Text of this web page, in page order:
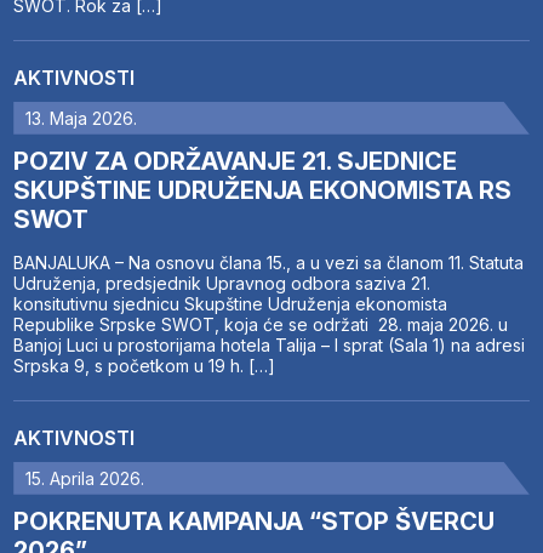
SWOT. Rok za […]
AKTIVNOSTI
13. Maja 2026.
POZIV ZA ODRŽAVANJE 21. SJEDNICE
SKUPŠTINE UDRUŽENJA EKONOMISTA RS
SWOT
BANJALUKA – Na osnovu člana 15., a u vezi sa članom 11. Statuta
Udruženja, predsjednik Upravnog odbora saziva 21.
konsitutivnu sjednicu Skupštine Udruženja ekonomista
Republike Srpske SWOT, koja će se održati 28. maja 2026. u
Banjoj Luci u prostorijama hotela Talija – I sprat (Sala 1) na adresi
Srpska 9, s početkom u 19 h. […]
AKTIVNOSTI
15. Aprila 2026.
POKRENUTA KAMPANJA “STOP ŠVERCU